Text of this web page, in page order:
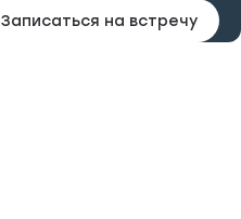
Записаться на встречу